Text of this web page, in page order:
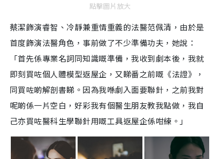
點擊圖片放大
蔡潔飾演睿智、冷靜兼重情重義的法醫范佩清，由於是
首度飾演法醫角色，事前做了不少準備功夫，她說：
「首先係專業名詞同知識嘅準備，我收到劇本後，我就
即刻買咗個人體模型返屋企，又睇番之前嘅《法證》，
同買咗啲解剖書睇。因為我喺劇入面要聯針，之前我對
呢啲係一片空白，好彩我有個醫生朋友教我點做，我自
己亦買咗醫科生學聯針用嘅工具返屋企係咁練。」